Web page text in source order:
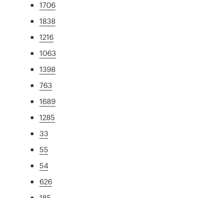
1706
1838
1216
1063
1398
763
1689
1285
33
55
54
626